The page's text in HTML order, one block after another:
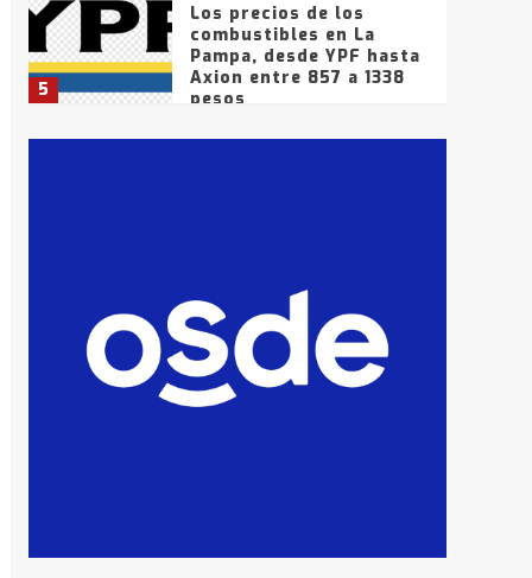
5
Los precios de los
combustibles en La
Pampa, desde YPF hasta
Axion entre 857 a 1338
pesos
La Bolsa de Cereales de
que intentaron evadir a
la Policía fueron
detenidos por
comercialización de
drogas en la tarde del
sábado